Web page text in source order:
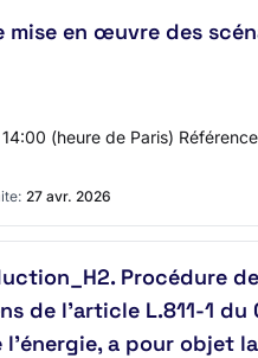
en œuvre des
(heure de Paris)
27 avr. 2026
Procédure
de l’article L.811-1
a pour